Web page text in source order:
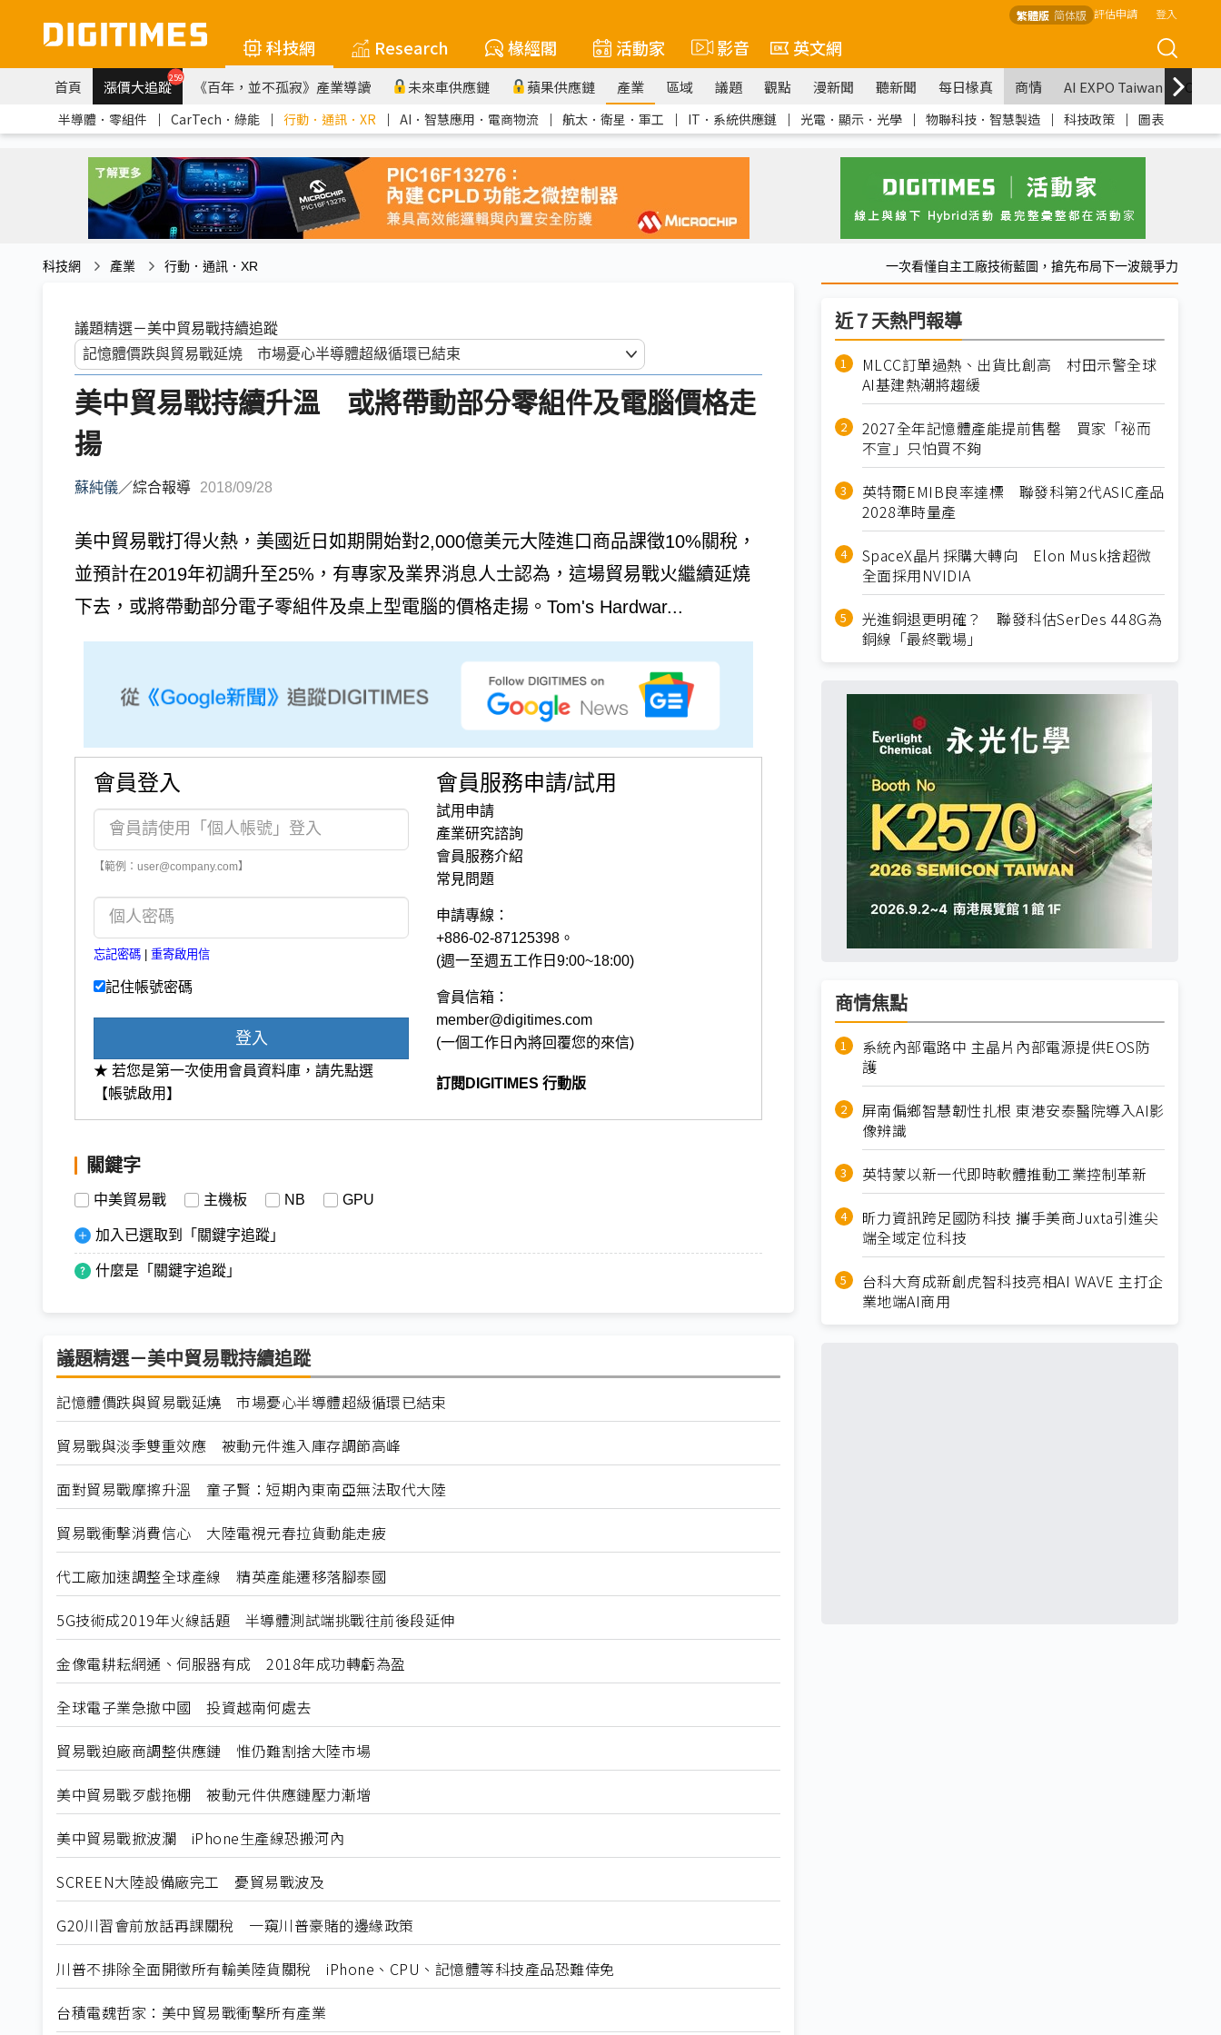
繁體版 简体版 評估申請 登入
科技網 Research 椽經閣 活動家 影音 英文網
首頁 漲價大追蹤259 《百年，並不孤寂》產業導讀 未來車供應鏈 蘋果供應鏈 產業 區域 議題 觀點 漫新聞 聽新聞 每日椽真 商情 AI EXPO Taiwan
半導體．零組件 ｜ CarTech．綠能 ｜ 行動．通訊．XR ｜ AI．智慧應用．電商物流 ｜ 航太．衛星．軍工 ｜ IT．系統供應鏈 ｜ 光電．顯示．光學 ｜ 物聯科技．智慧製造 ｜ 科技政策 ｜ 圖表
科技網 產業 行動．通訊．XR 一次看懂自主工廠技術藍圖，搶先布局下一波競爭力
議題精選－美中貿易戰持續追蹤
美中貿易戰持續升溫 或將帶動部分零組件及電腦價格走
揚
蘇純儀／綜合報導 2018/09/28
美中貿易戰打得火熱，美國近日如期開始對2,000億美元大陸進口商品課徵10%關稅，
並預計在2019年初調升至25%，有專家及業界消息人士認為，這場貿易戰火繼續延燒
下去，或將帶動部分電子零組件及桌上型電腦的價格走揚。Tom's Hardwar...
會員登入
【範例：user@company.com】
忘記密碼 重寄啟用信
記住帳號密碼
登入
★ 若您是第一次使用會員資料庫，請先點選
【帳號啟用】
會員服務申請/試用
試用申請
產業研究諮詢
會員服務介紹
常見問題
申請專線：
+886-02-87125398。
(週一至週五工作日9:00~18:00)
會員信箱：
member@digitimes.com
(一個工作日內將回覆您的來信)
訂閱DIGITIMES 行動版
關鍵字
中美貿易戰 主機板 NB GPU
加入已選取到「關鍵字追蹤」
什麼是「關鍵字追蹤」
議題精選－美中貿易戰持續追蹤
記憶體價跌與貿易戰延燒 市場憂心半導體超級循環已結束
貿易戰與淡季雙重效應 被動元件進入庫存調節高峰
面對貿易戰摩擦升溫 童子賢：短期內東南亞無法取代大陸
貿易戰衝擊消費信心 大陸電視元春拉貨動能走疲
代工廠加速調整全球產線 精英產能遷移落腳泰國
5G技術成2019年火線話題 半導體測試端挑戰往前後段延伸
金像電耕耘網通、伺服器有成 2018年成功轉虧為盈
全球電子業急撤中國 投資越南何處去
貿易戰迫廠商調整供應鏈 惟仍難割捨大陸市場
美中貿易戰歹戲拖棚 被動元件供應鏈壓力漸增
美中貿易戰掀波瀾 iPhone生產線恐搬河內
SCREEN大陸設備廠完工 憂貿易戰波及
G20川習會前放話再課關稅 一窺川普豪賭的邊緣政策
川普不排除全面開徵所有輸美陸貨關稅 iPhone、CPU、記憶體等科技產品恐難倖免
台積電魏哲家：美中貿易戰衝擊所有產業
近７天熱門報導
MLCC訂單過熱、出貨比創高 村田示警全球
AI基建熱潮將趨緩
2027全年記憶體產能提前售罄 買家「祕而
不宣」只怕買不夠
英特爾EMIB良率達標 聯發科第2代ASIC產品
2028準時量產
SpaceX晶片採購大轉向 Elon Musk捨超微
全面採用NVIDIA
光進銅退更明確？ 聯發科估SerDes 448G為
銅線「最終戰場」
商情焦點
系統內部電路中 主晶片內部電源提供EOS防
護
屏南偏鄉智慧韌性扎根 東港安泰醫院導入AI影
像辨識
英特蒙以新一代即時軟體推動工業控制革新
昕力資訊跨足國防科技 攜手美商Juxta引進尖
端全域定位科技
台科大育成新創虎智科技亮相AI WAVE 主打企
業地端AI商用